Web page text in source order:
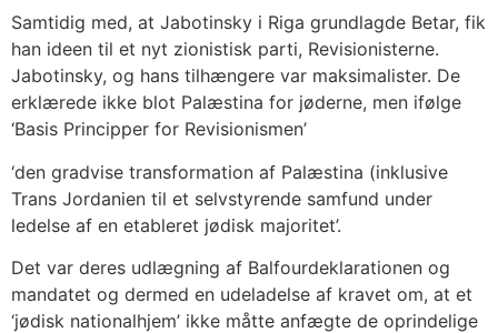
Samtidig med, at Jabotinsky i Riga grundlagde Betar, fik
han ideen til et nyt zionistisk parti, Revisionisterne.
Jabotinsky, og hans tilhængere var maksimalister. De
erklærede ikke blot Palæstina for jøderne, men ifølge
‘Basis Principper for Revisionismen’
‘den gradvise transformation af Palæstina (inklusive
Trans Jordanien til et selvstyrende samfund under
ledelse af en etableret jødisk majoritet’.
Det var deres udlægning af Balfourdeklarationen og
mandatet og dermed en udeladelse af kravet om, at et
‘jødisk nationalhjem’ ikke måtte anfægte de oprindelige